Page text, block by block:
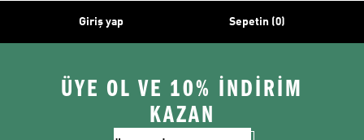
Giriş yap Sepetin (0)
ÜYE OL VE 10% İNDİRİM
KAZAN